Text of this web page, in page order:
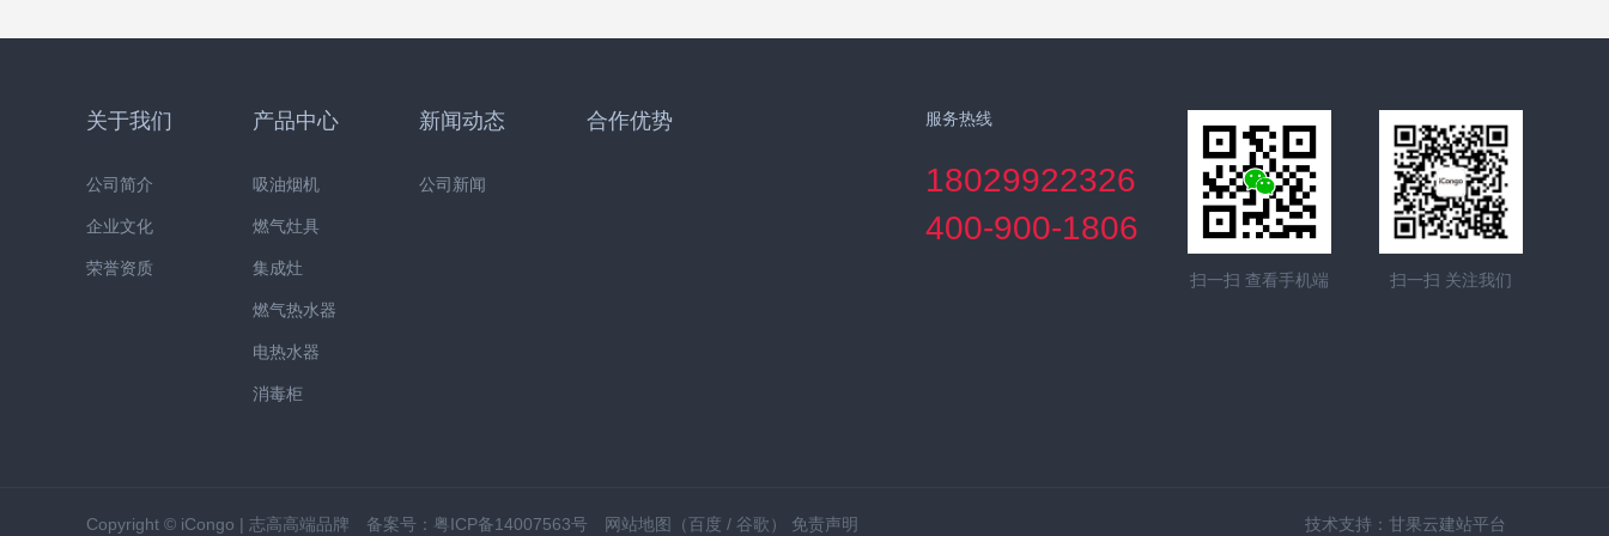
关于我们
公司简介
企业文化
荣誉资质
产品中心
吸油烟机
燃气灶具
集成灶
燃气热水器
电热水器
消毒柜
新闻动态
公司新闻
合作优势
扫一扫 关注我们
扫一扫 查看手机端
服务热线
18029922326
400-900-1806
Copyright © iCongo | 志高高端品牌 备案号： 粤ICP备14007563号 网站地图 （百度 / 谷歌） 免责声明 技术支持： 甘果云建站平台